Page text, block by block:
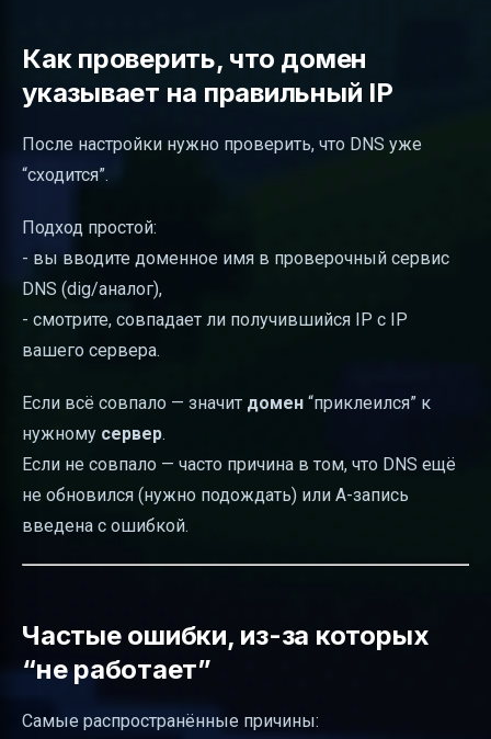
Как проверить, что домен
указывает на правильный IP
После настройки нужно проверить, что DNS уже
“сходится”.
Подход простой:
- вы вводите доменное имя в проверочный сервис
DNS (dig/аналог),
- смотрите, совпадает ли получившийся IP с IP
вашего сервера.
Если всё совпало — значит домен “приклеился” к
нужному сервер.
Если не совпало — часто причина в том, что DNS ещё
не обновился (нужно подождать) или A-запись
введена с ошибкой.
Частые ошибки, из-за которых
“не работает”
Самые распространённые причины: